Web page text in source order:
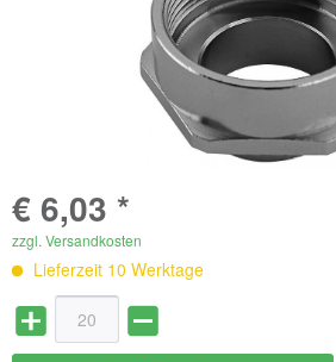
€ 6,03 *
zzgl. Versandkosten
Lieferzeit 10 Werktage